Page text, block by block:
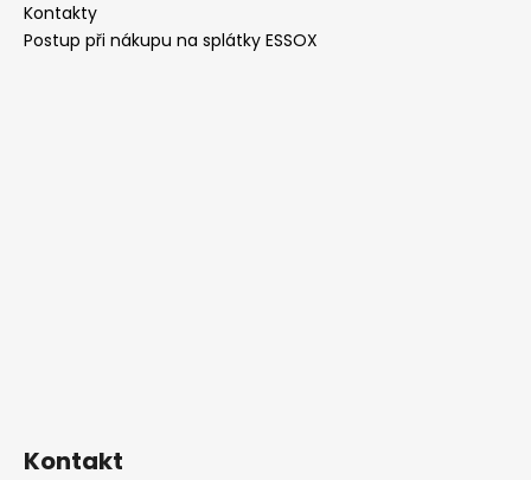
Kontakty
Postup při nákupu na splátky ESSOX
Kontakt